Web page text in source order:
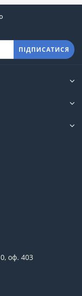
ПІДПИСАТИСЯ
оф. 403